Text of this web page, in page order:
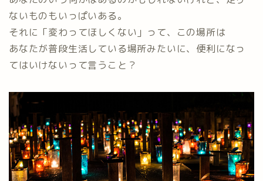
ないものもいっぱいある。
それに「変わってほしくない」って、この場所は
あなたが普段生活している場所みたいに、便利になっ
てはいけないって言うこと？